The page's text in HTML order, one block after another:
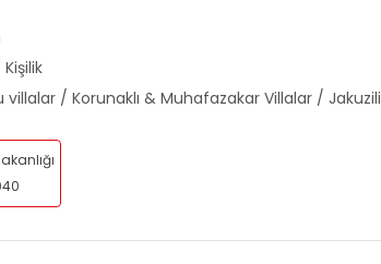
/ Korunaklı & Muhafazakar Villalar / Jakuzili